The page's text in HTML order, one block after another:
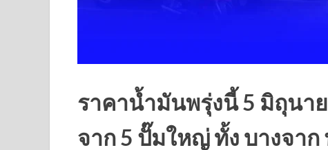
ราคาน้ำมันพรุ่งนี้ 5 มิถุนา
จาก 5 ปั๊มใหญ่ ทั้ง บางจาก